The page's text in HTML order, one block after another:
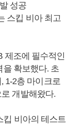
성공
스킵 비아 최고
제조에 필수적인
을 확보했다. 초
1-2층 마이크로
개발해왔다.
킵 비아의 테스트